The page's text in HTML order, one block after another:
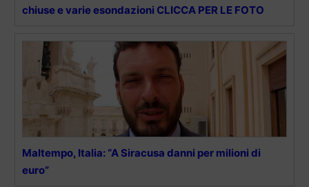
chiuse e varie esondazioni CLICCA PER LE FOTO
Maltempo, Italia: “A Siracusa danni per milioni di
euro”